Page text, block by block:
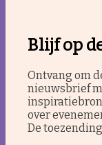
Blijf op
Ontvang om
nieuwsbrief
over
De